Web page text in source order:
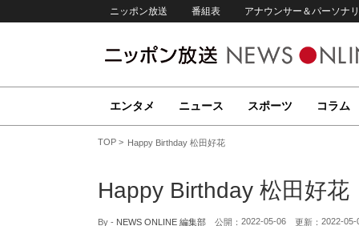
ニッポン放送 番組表 アナウンサー＆パーソナ
エンタメ ニュース スポーツ コラム
TOP Happy Birthday 松田好花
Happy Birthday 松田好花
By - NEWS ONLINE 編集部 公開： 2022-05-06 更新： 2022-05-